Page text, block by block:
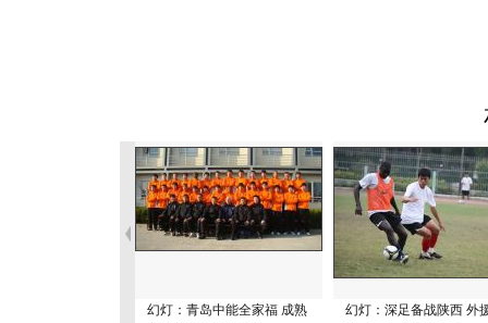
幻灯：青岛中能全家福 成熟
幻灯：深足备战陕西 外